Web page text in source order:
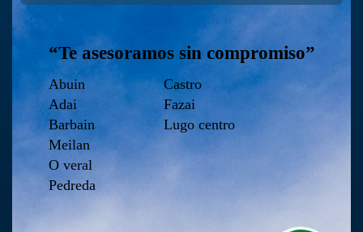
“Te asesoramos sin compromiso”
Abuin
Adai
Barbain
Castro
Fazai
Lugo centro
Meilan
O veral
Pedreda